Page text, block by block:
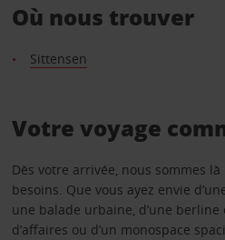
Où nous trouver
Sittensen
Votre voyage
Dès votre arrivée, nous sommes
besoins. Que vous ayez envie
une balade urbaine, d’une
d’affaires ou d’un monospace